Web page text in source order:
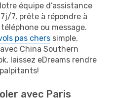
équipe d’assistance
7, prête à répondre à
ou message.
pas chers simple,
China Southern
laissez eDreams rendre
avec Paris